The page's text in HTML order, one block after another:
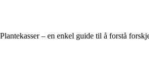
Plantekasser – en enkel guide til å forstå